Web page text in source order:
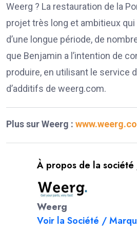
Weerg ? La restauration de la
projet très long et ambitieux
d’une longue période, de
que Benjamin a l’intention de
produire, en utilisant le service
d’additifs de weerg.com.
Plus sur Weerg :
À propos de la
Weerg
Voir la Société /